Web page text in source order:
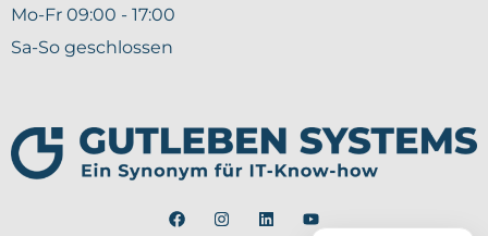
Mo-Fr 09:00 - 17:00
Sa-So geschlossen